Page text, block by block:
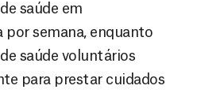
saúde em
semana, enquanto
saúde voluntários
para prestar cuidados